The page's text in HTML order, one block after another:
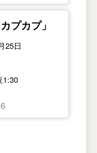
プカプ」
25日
1:30